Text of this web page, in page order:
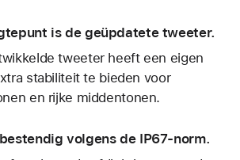
is de geüp­datete tweeter.
tweeter heeft een eigen
stabiliteit te bieden voor
en rijke middentonen.
volgens de IP67-norm.